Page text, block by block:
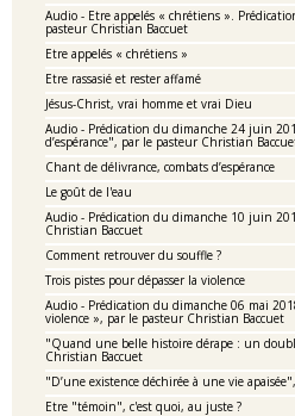
Audio - Etre appelés « chrétiens ».
pasteur Christian Baccuet
Etre appelés « chrétiens »
Etre rassasié et rester affamé
Jésus-Christ, vrai homme et vrai Dieu
Audio - Prédication du dimanche 24 juin
d’espérance", par le pasteur Christian
Chant de délivrance, combats d’espérance
Le goût de l'eau
Audio - Prédication du dimanche 10 juin
Christian Baccuet
Comment retrouver du souffle ?
Trois pistes pour dépasser la violence
Audio - Prédication du dimanche 06 mai
violence », par le pasteur Christian Baccuet
"Quand une belle histoire dérape : un
Christian Baccuet
"D’une existence déchirée à une vie
Etre "témoin", c'est quoi, au juste ?